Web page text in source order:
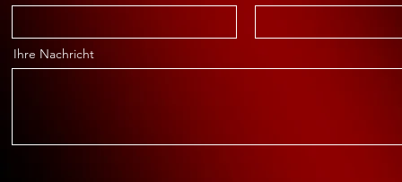
Ihre Nachricht